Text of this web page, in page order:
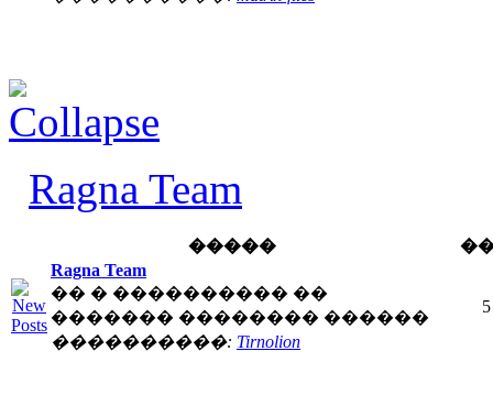
Ragna Team
�����
Ragna Team
�� � ���������� ��
������� �������� ������
����������: Tirnolion
5